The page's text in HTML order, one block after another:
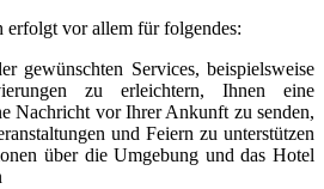
erfolgt vor allem für folgendes:
gewünschten Services, beispielsweise
zu erleichtern, Ihnen eine
Nachricht vor Ihrer Ankunft zu senden,
und Feiern zu unterstützen
über die Umgebung und das Hotel